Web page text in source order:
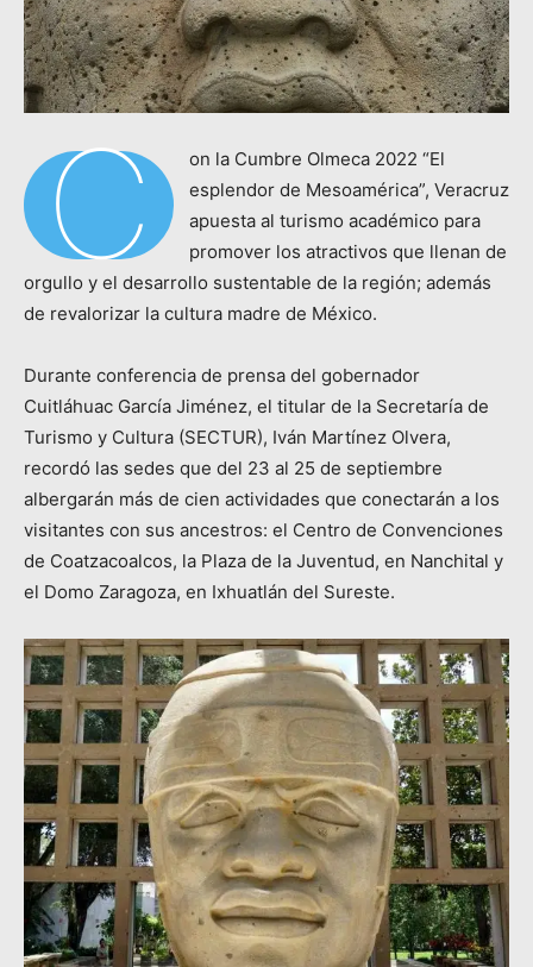
C
on la Cumbre Olmeca 2022 “El
esplendor de Mesoamérica”, Veracruz
apuesta al turismo académico para
promover los atractivos que llenan de
orgullo y el desarrollo sustentable de la región; además
de revalorizar la cultura madre de México.
Durante conferencia de prensa del gobernador
Cuitláhuac García Jiménez, el titular de la Secretaría de
Turismo y Cultura (SECTUR), Iván Martínez Olvera,
recordó las sedes que del 23 al 25 de septiembre
albergarán más de cien actividades que conectarán a los
visitantes con sus ancestros: el Centro de Convenciones
de Coatzacoalcos, la Plaza de la Juventud, en Nanchital y
el Domo Zaragoza, en Ixhuatlán del Sureste.